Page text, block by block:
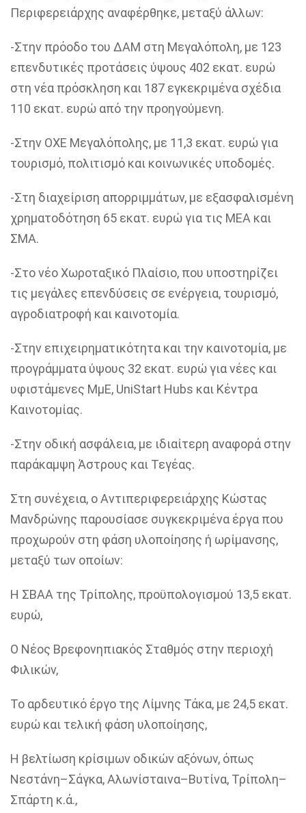
Περιφερειάρχης αναφέρθηκε, μεταξύ άλλων:
-Στην πρόοδο του ΔΑΜ στη Μεγαλόπολη, με 123
επενδυτικές προτάσεις ύψους 402 εκατ. ευρώ
στη νέα πρόσκληση και 187 εγκεκριμένα σχέδια
110 εκατ. ευρώ από την προηγούμενη.
-Στην ΟΧΕ Μεγαλόπολης, με 11,3 εκατ. ευρώ για
τουρισμό, πολιτισμό και κοινωνικές υποδομές.
-Στη διαχείριση απορριμμάτων, με εξασφαλισμένη
χρηματοδότηση 65 εκατ. ευρώ για τις ΜΕΑ και
ΣΜΑ.
-Στο νέο Χωροταξικό Πλαίσιο, που υποστηρίζει
τις μεγάλες επενδύσεις σε ενέργεια, τουρισμό,
αγροδιατροφή και καινοτομία.
-Στην επιχειρηματικότητα και την καινοτομία, με
προγράμματα ύψους 32 εκατ. ευρώ για νέες και
υφιστάμενες ΜμΕ, UniStart Hubs και Κέντρα
Καινοτομίας.
-Στην οδική ασφάλεια, με ιδιαίτερη αναφορά στην
παράκαμψη Άστρους και Τεγέας.
Στη συνέχεια, ο Αντιπεριφερειάρχης Κώστας
Μανδρώνης παρουσίασε συγκεκριμένα έργα που
προχωρούν στη φάση υλοποίησης ή ωρίμανσης,
μεταξύ των οποίων:
Η ΣΒΑΑ της Τρίπολης, προϋπολογισμού 13,5 εκατ.
ευρώ,
Ο Νέος Βρεφονηπιακός Σταθμός στην περιοχή
Φιλικών,
Το αρδευτικό έργο της Λίμνης Τάκα, με 24,5 εκατ.
ευρώ και τελική φάση υλοποίησης,
Η βελτίωση κρίσιμων οδικών αξόνων, όπως
Νεστάνη–Σάγκα, Αλωνίσταινα–Βυτίνα, Τρίπολη–
Σπάρτη κ.ά.,